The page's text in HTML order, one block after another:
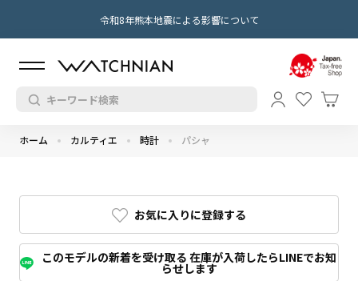
令和8年熊本地震による影響について
ホーム カルティエ 時計 パシャ
お気に入りに登録する
このモデルの新着を受け取る 在庫が入荷したらLINEでお知
らせします